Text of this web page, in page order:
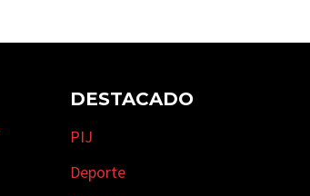
DESTACADO
PIJ
Deporte